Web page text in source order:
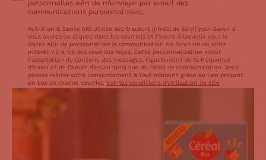
personnelles afin de m’envoyer par email des
communications personnalisées.
Nutrition & Santé SAS utilise des traceurs (pixels de suivi) pour savoir si
vous ouvrez ou cliquez dans les courriels et l’heure à laquelle vous le
faites afin de personnaliser la communication en fonction de votre
intérêt vis-à-vis des courriels reçus. Cette personnalisation inclut
l’adaptation du contenu des messages, l'ajustement de la fréquence
d’envoi et de l’heure d’envoi ainsi que du canal de communication. Vous
pouvez retirer votre consentement à tout moment grâce au lien présent
en bas de chaque courriel.Voir les conditions d'utilisation du site